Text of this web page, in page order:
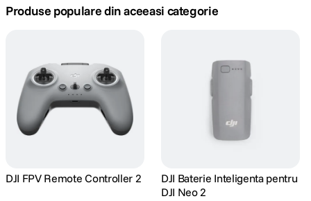
4. peak design
6. lavaliera
. sony fx
9. dji mic mini
Produse populare din aceeasi categorie
DJI FPV Remote Controller 2
DJI Baterie Inteligenta pentru
DJI Neo 2